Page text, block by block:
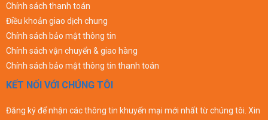
Chính sách thanh toán
Điều khoản giao dịch chung
Chính sách bảo mật thông tin
Chính sách vận chuyển & giao hàng
Chính sách bảo mật thông tin thanh toán
KẾT NỐI VỚI CHÚNG TÔI
Đăng ký để nhận các thông tin khuyến mại mới nhất từ chúng tôi. Xin